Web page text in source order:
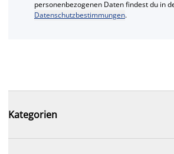
personenbezogenen Daten findest du in
Datenschutzbestimmungen.
Kategorien